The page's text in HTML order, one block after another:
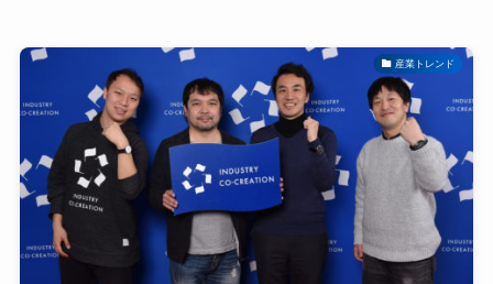
産業トレンド